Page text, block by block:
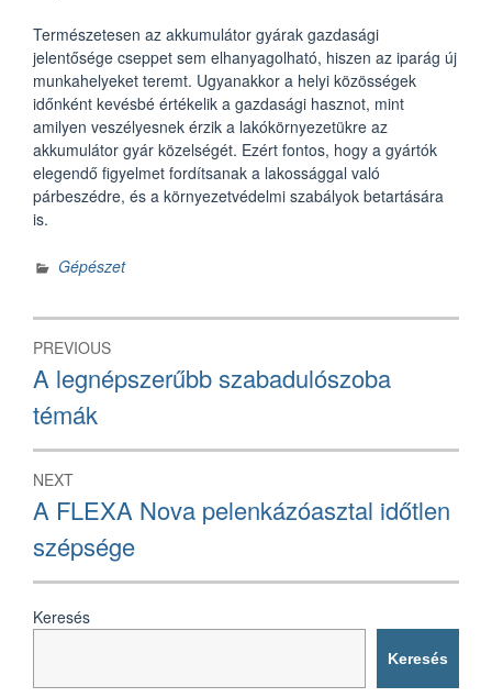
Természetesen az akkumulátor gyárak gazdasági
jelentősége cseppet sem elhanyagolható, hiszen az iparág új
munkahelyeket teremt. Ugyanakkor a helyi közösségek
időnként kevésbé értékelik a gazdasági hasznot, mint
amilyen veszélyesnek érzik a lakókörnyezetükre az
akkumulátor gyár közelségét. Ezért fontos, hogy a gyártók
elegendő figyelmet fordítsanak a lakossággal való
párbeszédre, és a környezetvédelmi szabályok betartására
is.
Gépészet
Bejegyzés
navigáció
PREVIOUS
Previous
post:
A legnépszerűbb szabadulószoba
témák
NEXT
Next
post:
A FLEXA Nova pelenkázóasztal időtlen
szépsége
Keresés
Keresés